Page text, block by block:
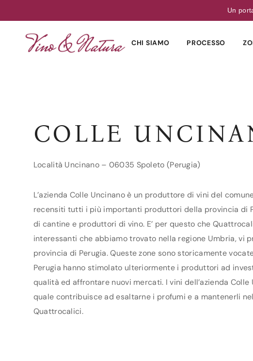
Un
CHI SIAMO PROCESSO
COLLE
Località Uncinano – 06035 Spoleto (Perugia)
L’azienda Colle Uncinano è un produttore di vini del
recensiti tutti i più importanti produttori della provincia di
di cantine e produttori di vino. E’ per questo che
interessanti che abbiamo trovato nella regione Umbria, vi
provincia di Perugia. Queste zone sono storicamente
Perugia hanno stimolato ulteriormente i produttori ad
qualità ed affrontare nuovi mercati. I vini dell’azienda
quale contribuisce ad esaltarne i profumi e a mantenerli
Quattrocalici.